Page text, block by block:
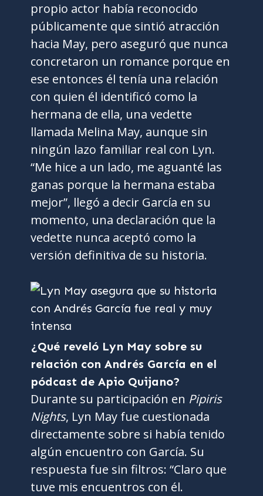
propio actor había reconocido
públicamente que sintió atracción
hacia May, pero aseguró que nunca
concretaron un romance porque en
ese entonces él tenía una relación
con quien él identificó como la
hermana de ella, una vedette
llamada Melina May, aunque sin
ningún lazo familiar real con Lyn.
“Me hice a un lado, me aguanté las
ganas porque la hermana estaba
mejor”, llegó a decir García en su
momento, una declaración que la
vedette nunca aceptó como la
versión definitiva de su historia.
¿Qué reveló Lyn May sobre su
relación con Andrés García en el
pódcast de Apio Quijano?
Durante su participación en Pipiris
Nights, Lyn May fue cuestionada
directamente sobre si había tenido
algún encuentro con García. Su
respuesta fue sin filtros: “Claro que
tuve mis encuentros con él.